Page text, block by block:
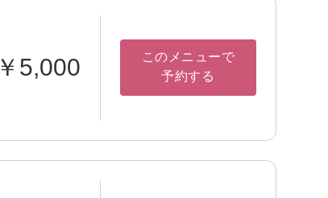
￥5,000
このメニューで
予約する